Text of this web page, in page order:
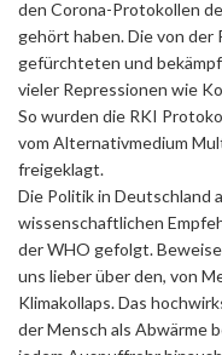
den Corona-Protokollen
gehört haben. Die von der
gefürchteten und
vieler Repressionen wie
So wurden die RKI
vom Alternativmedium
freigeklagt.
Die Politik in Deutschland
wissenschaftlichen
der WHO gefolgt.
uns lieber über den, von
Klimakollaps. Das
der Mensch als Abwärme